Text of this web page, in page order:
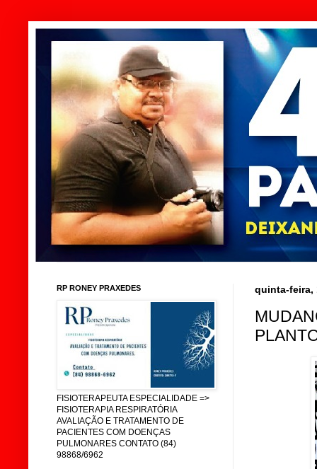
quinta-feira,
RP RONEY PRAXEDES
FISIOTERAPEUTA ESPECIALIDADE =>
FISIOTERAPIA RESPIRATÓRIA
AVALIAÇÃO E TRATAMENTO DE
PACIENTES COM DOENÇAS
PULMONARES CONTATO (84)
98868/6962